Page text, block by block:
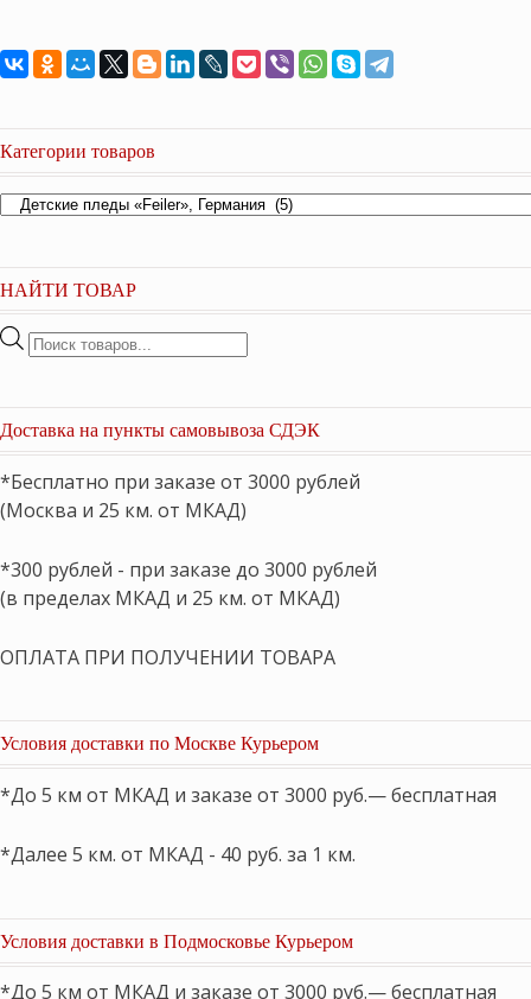
Категории товаров
НАЙТИ ТОВАР
Поиск
Доставка на пункты самовывоза СДЭК
*Бесплатно при заказе от 3000 рублей
(Москва и 25 км. от МКАД)
*300 рублей - при заказе до 3000 рублей
(в пределах МКАД и 25 км. от МКАД)
ОПЛАТА ПРИ ПОЛУЧЕНИИ ТОВАРА
Условия доставки по Москве Курьером
*До 5 км от МКАД и заказе от 3000 руб.— бесплатная
*Далее 5 км. от МКАД - 40 руб. за 1 км.
Условия доставки в Подмосковье Курьером
*До 5 км от МКАД и заказе от 3000 руб.— бесплатная